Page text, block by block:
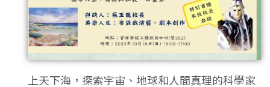
上天下海，探索宇宙、地球和人間真理的科學家